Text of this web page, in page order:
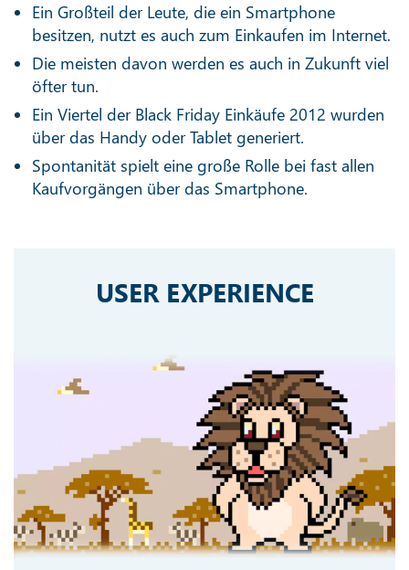
Ein Großteil der Leute, die ein Smartphone
besitzen, nutzt es auch zum Einkaufen im Internet.
Die meisten davon werden es auch in Zukunft viel
öfter tun.
Ein Viertel der Black Friday Einkäufe 2012 wurden
über das Handy oder Tablet generiert.
Spontanität spielt eine große Rolle bei fast allen
Kaufvorgängen über das Smartphone.
USER EXPERIENCE